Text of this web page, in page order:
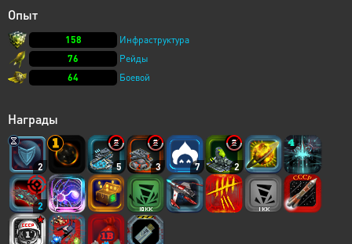
Опыт
158
Инфраструктура
76
Рейды
64
Боевой
Награды
2 5 3 7 2
2